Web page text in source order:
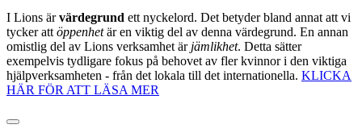
I Lions ärvärdegrund ett nyckelord. Det betyder bland annat att vi
tycker att öppenhetär en viktig del av denna värdegrund. En annan
omistlig del av Lions verksamhet är jämlikhet. Detta sätter
exempelvis tydligare fokus på behovet av fler kvinnor i den viktiga
hjälpverksamheten - från det lokala till det internationella. KLICKA
HÄR FÖR ATT LÄSA MER